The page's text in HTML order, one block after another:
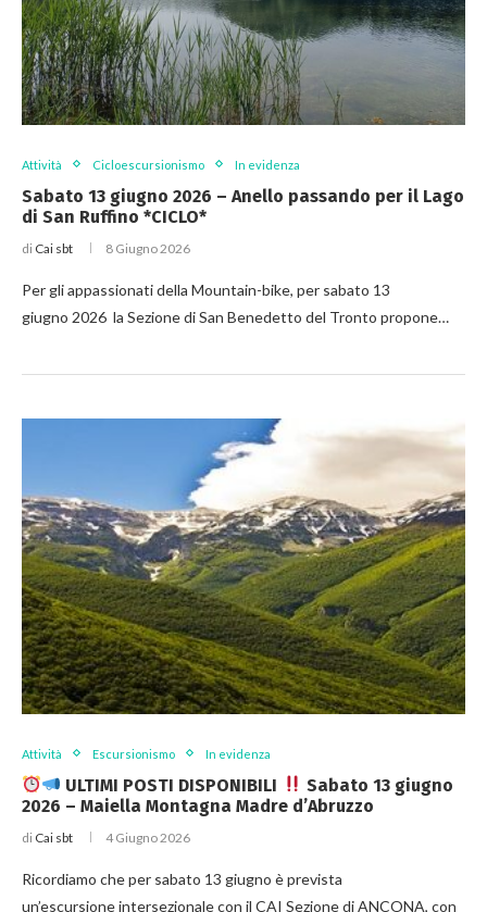
Attività Cicloescursionismo In evidenza
Sabato 13 giugno 2026 – Anello passando per il Lago
di San Ruffino *CICLO*
di Cai sbt 8 Giugno 2026
Per gli appassionati della Mountain-bike, per sabato 13
giugno 2026 la Sezione di San Benedetto del Tronto propone…
Attività Escursionismo In evidenza
ULTIMI POSTI DISPONIBILI
Sabato 13 giugno
2026 – Maiella Montagna Madre d’Abruzzo
di Cai sbt 4 Giugno 2026
Ricordiamo che per sabato 13 giugno è prevista
un’escursione intersezionale con il CAI Sezione di ANCONA, con